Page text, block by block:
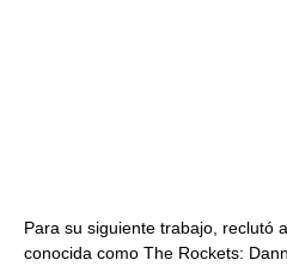
Para su siguiente trabajo, reclutó
conocida como The Rockets: